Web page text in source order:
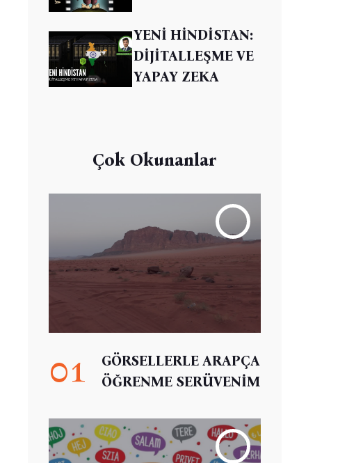
YENİ HİNDİSTAN:
DİJİTALLEŞME VE
YAPAY ZEKA
Çok Okunanlar
01
GÖRSELLERLE ARAPÇA
ÖĞRENME SERÜVENİM